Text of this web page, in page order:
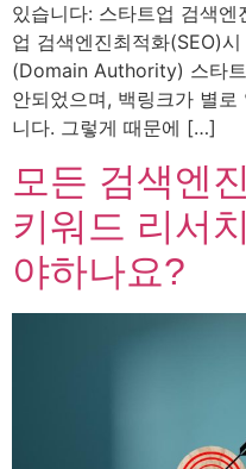
있습니다: 스타트업 검색
업 검색엔진최적화(SEO)
(Domain Authority) 스타
안되었으며, 백링크가 별
니다. 그렇게 때문에 […]
모든 검색엔
키워드 리서
야하나요?